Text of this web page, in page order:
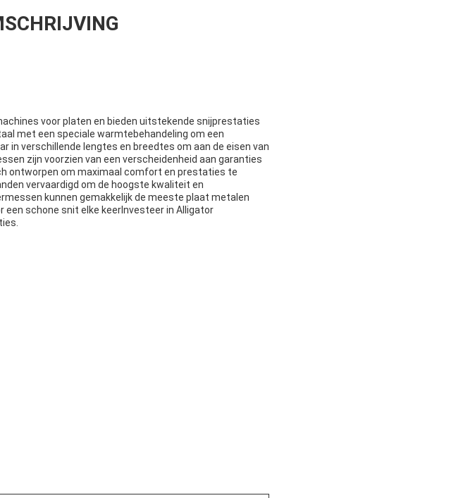
voor platen en bieden uitstekende snijprestaties
met een speciale warmtebehandeling om een
in verschillende lengtes en breedtes om aan de eisen van
zijn voorzien van een verscheidenheid aan garanties
ontworpen om maximaal comfort en prestaties te
vervaardigd om de hoogste kwaliteit en
kunnen gemakkelijk de meeste plaat metalen
schone snit elke keerInvesteer in Alligator